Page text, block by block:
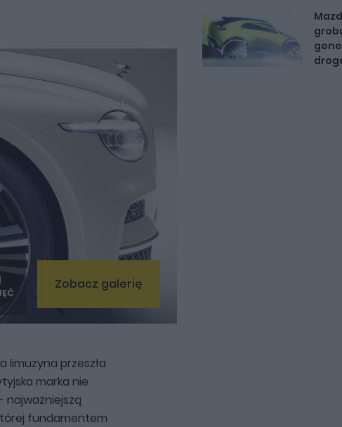
Zobacz galerię
limuzyna przeszła
marka nie
najważniejszą
fundamentem